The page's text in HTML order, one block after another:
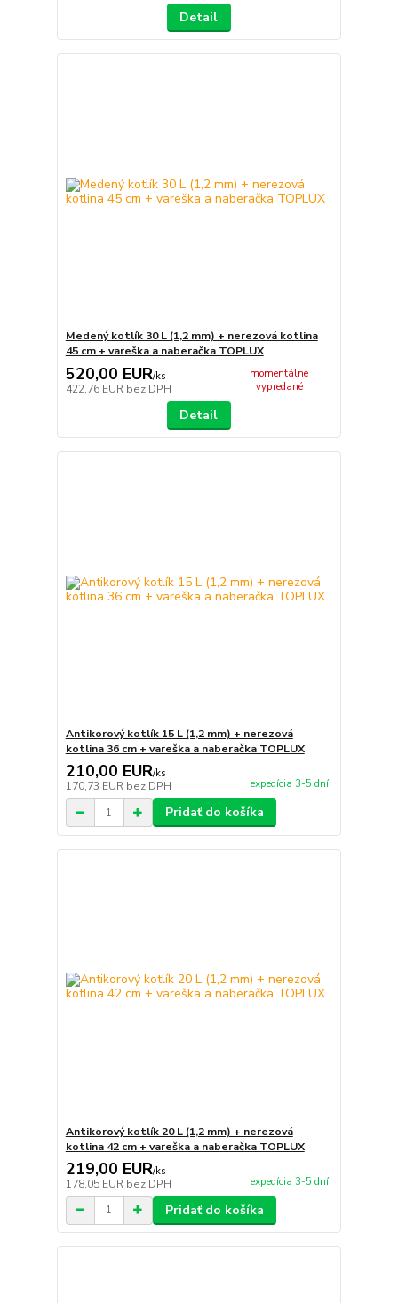
Detail
Medený kotlík 30 L (1,2 mm) + nerezová kotlina
45 cm + vareška a naberačka TOPLUX
520,00 EUR/ks
422,76 EUR bez DPH
momentálne
vypredané
Detail
Antikorový kotlík 15 L (1,2 mm) + nerezová
kotlina 36 cm + vareška a naberačka TOPLUX
210,00 EUR/ks
170,73 EUR bez DPH expedícia 3-5 dní
Pridať do košíka
Antikorový kotlík 20 L (1,2 mm) + nerezová
kotlina 42 cm + vareška a naberačka TOPLUX
219,00 EUR/ks
178,05 EUR bez DPH expedícia 3-5 dní
Pridať do košíka